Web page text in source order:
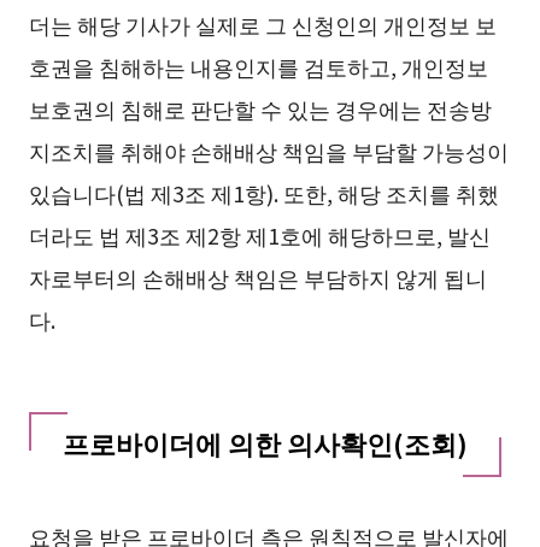
더는 해당 기사가 실제로 그 신청인의 개인정보 보
호권을 침해하는 내용인지를 검토하고, 개인정보
보호권의 침해로 판단할 수 있는 경우에는 전송방
지조치를 취해야 손해배상 책임을 부담할 가능성이
있습니다(법 제3조 제1항). 또한, 해당 조치를 취했
더라도 법 제3조 제2항 제1호에 해당하므로, 발신
자로부터의 손해배상 책임은 부담하지 않게 됩니
다.
프로바이더에 의한 의사확인(조회)
요청을 받은 프로바이더 측은 원칙적으로 발신자에